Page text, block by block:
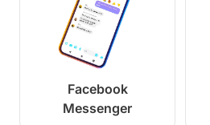
Facebook
Messenger